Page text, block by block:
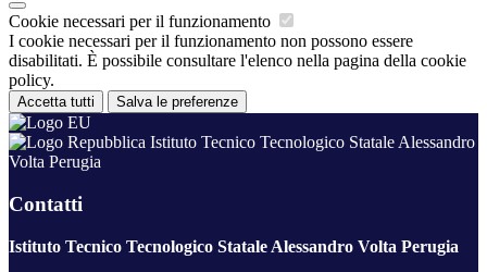
Cookie necessari per il funzionamento
I cookie necessari per il funzionamento non possono essere
disabilitati. È possibile consultare l'elenco nella pagina della cookie
policy.
Accetta tutti Salva le preferenze
Istituto Tecnico Tecnologico Statale Alessandro
Volta Perugia
Contatti
Istituto Tecnico Tecnologico Statale Alessandro Volta Perugia